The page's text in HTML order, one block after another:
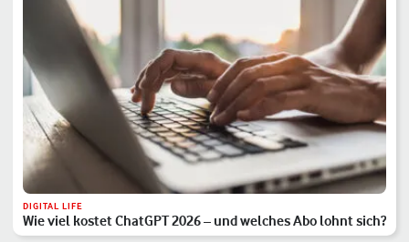
DIGITAL LIFE
Wie viel kostet ChatGPT 2026 – und welches Abo lohnt sich?